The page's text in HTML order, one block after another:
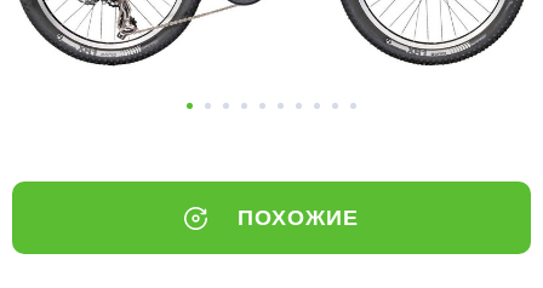
ПОХОЖИЕ
Оплачивайте сегодня только
выбранный способом
Оставшиеся75% будут